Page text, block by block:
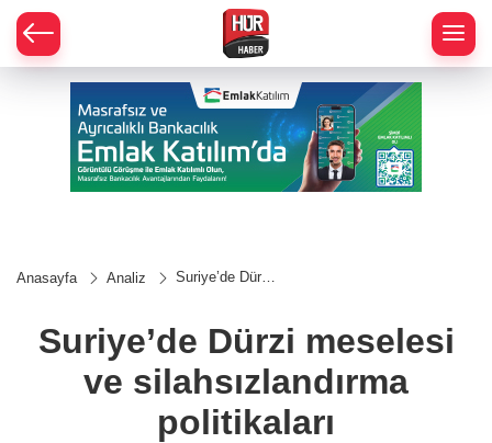
Anasayfa Analiz
Suriye’de Dürzi
politikaları
Suriye’de Dürzi meselesi
ve silahsızlandırma
politikaları